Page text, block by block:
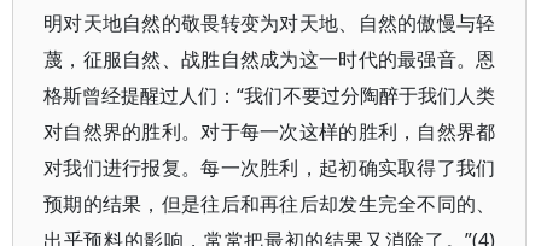
明对天地自然的敬畏转变为对天地、自然的傲慢与轻
蔑，征服自然、战胜自然成为这一时代的最强音。恩
格斯曾经提醒过人们：“我们不要过分陶醉于我们人类
对自然界的胜利。对于每一次这样的胜利，自然界都
对我们进行报复。每一次胜利，起初确实取得了我们
预期的结果，但是往后和再往后却发生完全不同的、
出乎预料的影响，常常把最初的结果又消除了。”(4)